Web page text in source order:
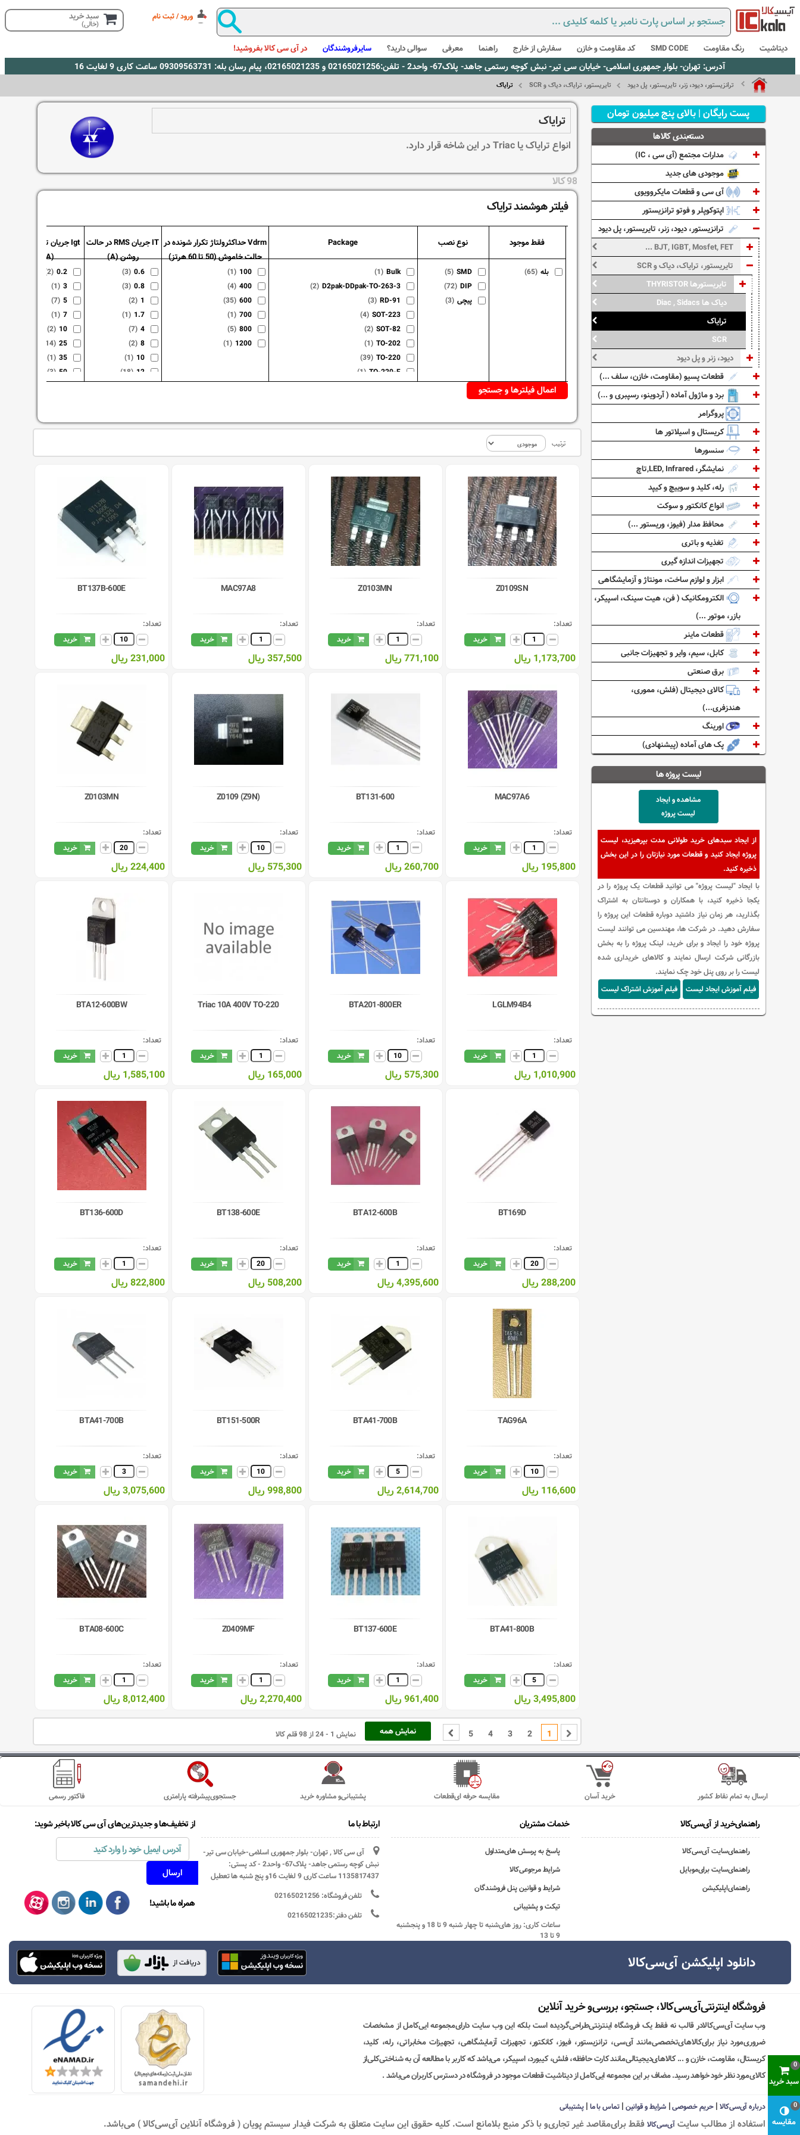
ورود / ثبت نام سبد خرید
(خالی)
دیتاشیت رنگ مقاومت SMD CODE کد مقاومت و خازن سفارش از خارج راهنما معرفی سوالی دارید؟ سایرفروشندگان در آی سی کالا بفروشید!
آدرس: تهران- بلوار جمهوری اسلامی- خیابان سی تیر- نبش کوچه رستمی جاهد- پلاک67- واحد2 - تلفن:02165021256 و 02165021235، پیام رسان بله: 09309563731 ساعت کاری 9 لغایت 16
ترانزیستور، دیود، زنر، تایریستور، پل دیود تایریستور، ترایاک، دیاک و SCR ترایاک
ترایاک
انواع ترایاک یا Triac در این شاخه قرار دارد.
98 کالا
فیلتر هوشمند ترایاک
فقط موجود
بله (65)
نوع نصب
SMD
(5)
DIP
(72)
پیچی (3)
Package
Bulk
(1)
D2pak-DDpak-TO-263-3
(2)
RD-91
(3)
SOT-223
(4)
SOT-82
(2)
TO-202
(1)
TO-220
(39)
TO-220-F
(1)
TO-220F
(1)
TO-3
(1)
TOp-3
(2)
Vdrm حداکثرولتاژ تکرار شونده در
حالت خاموش (50 تا 60 هرتز)
100
(1)
400
(4)
600
(35)
700
(1)
800
(5)
1200
(1)
IT جریان RMS در حالت
روشن (A)
0.6
(3)
0.8
(3)
1
(2)
1.7
(1)
4
(7)
8
(2)
10
(1)
12
(18)
16
(4)
Igt جریان تحریک گیت
(mA)
0.2
(2)
3
(1)
5
(7)
7
(1)
10
(2)
25
(14)
35
(1)
50
(3)
70
(2)
ترتیب
Z0109SN
تعداد:
خرید
1,173,700 ریال
Z0103MN
تعداد:
خرید
771,100 ریال
MAC97A8
تعداد:
خرید
357,500 ریال
BT137B-600E
تعداد:
خرید
231,000 ریال
MAC97A6
تعداد:
خرید
195,800 ریال
BT131-600
تعداد:
خرید
260,700 ریال
Z0109 (Z9N)
تعداد:
خرید
575,300 ریال
Z0103MN
تعداد:
خرید
224,400 ریال
LGLM94B4
تعداد:
خرید
1,010,900 ریال
BTA201-800ER
تعداد:
خرید
575,300 ریال
Triac 10A 400V TO-220
تعداد:
خرید
165,000 ریال
BTA12-600BW
تعداد:
خرید
1,585,100 ریال
BT169D
تعداد:
خرید
288,200 ریال
BTA12-600B
تعداد:
خرید
4,395,600 ریال
BT138-600E
تعداد:
خرید
508,200 ریال
BT136-600D
تعداد:
خرید
822,800 ریال
TAG96A
تعداد:
خرید
116,600 ریال
BTA41-700B
تعداد:
خرید
2,614,700 ریال
BT151-500R
تعداد:
خرید
998,800 ریال
BTA41-700B
تعداد:
خرید
3,075,600 ریال
BTA41-800B
تعداد:
خرید
3,495,800 ریال
BT137-600E
تعداد:
خرید
961,400 ریال
Z0409MF
تعداد:
خرید
2,270,400 ریال
BTA08-600C
تعداد:
خرید
8,012,400 ریال
نمایش همه 1
2
3
4
5 نمایش 1 - 24 از 98 قلم کالا
پست رایگان | بالای پنج میلیون تومان
دسته‌بندی کالاها
مدارات مجتمع (آی سی ، IC)
موجودی های جدید
آی سی و قطعات مایکروویوی
اپتوکوپلر و فوتو ترانزیستور
ترانزیستور، دیود، زنر، تایریستور، پل دیود
BJT, IGBT, Mosfet, FET ...
تایریستور، ترایاک، دیاک و SCR
تایریستورها THYRISTOR
دیاک ها Diac , Sidacs
ترایاک
SCR
دیود، زنر و پل دیود
قطعات پسیو (مقاومت، خازن، سلف ...)
برد و ماژول آماده ( آردوینو، رسپبری و ...)
پروگرامر
کریستال و اسیلاتور ها
سنسورها
نمایشگر، LED, Infrared,تاچ
رله، کلید و سوییچ و کیپد
انواع کانکتور و سوکت
محافظ مدار (فیوز، وریستور ...)
تغذیه و باتری
تجهیزات اندازه گیری
ابزار و لوازم ساخت، مونتاژ و آزمایشگاهی
الکترومکانیک ( فن، هیت سینک، اسپیکر،
بازر، موتور ...)
قطعات ماینر
کابل، سیم، وایر و تجهیزات جانبی
برق صنعتی
کالای دیجیتال (فلش، مموری،
هندزفری...)
اورینگ
پک های آماده (پیشنهادی)
لیست پروژه ها
مشاهده و ایجاد
لیست پروژه
از ایجاد سبدهای خرید طولانی مدت بپرهیزید، لیست
پروژه ایجاد کنید و قطعات مورد نیازتان را در این بخش
ذخیره کنید.
با ایجاد "لیست پروژه" می توانید قطعات یک پروژه را در
یکجا ذخیره کنید، با همکاران و دوستانتان به اشتراک
بگذارید، هر زمان نیاز داشتید دوباره قطعات این پروژه را
سفارش دهید. در شرکت ها، مهندسین می توانند لیست
پروژه خود را ایجاد و برای خرید، لینک پروژه را به بخش
بازرگانی شرکت ارسال نمایند و کالاهای خریداری شده
لیست را بر روی پنل خود چک نمایند.
فیلم آموزش ایجاد لیست
فیلم آموزش اشتراک لیست
فاکتور رسمی جستجوی‌پیشرفته پارامتری پشتیبانی‌و مشاوره خرید مقایسه حرفه ای‌قطعات خرید آسان ارسال به تمام نقاط کشور
راهنمای‌خرید از آی‌سی‌کالا
راهنمای‌سایت آی‌سی‌کالا
راهنمای‌سایت برای‌موبایل
راهنمای‌اپلیکیشن
خدمات مشتریان
پاسخ به پرسش های‌متداول
شرایط مرجوعی‌کالا
شرایط و قوانین پنل فروشندگان
تیکت و پشتیبانی
ساعات کاری: روز های‌شنبه تا چهار شنبه 9 تا 18 و پنجشنبه
9 تا 13
ارتباط با ما
آی سی کالا , تهران- بلوار جمهوری اسلامی-خیابان سی تیر-
نبش کوچه رستمی جاهد- پلاک67- واحد2 - کد پستی:
1135817437 ساعت کاری 9 لغایت 16و پنج شنبه ها تعطیل
تلفن فروشگاه: 02165021256
تلفن دفتر:02165021235
از تخفیف‌ها و جدیدترین‌های آی سی کالا باخبر شوید:
همراه ما باشید!
دانلود اپلیکشن آی‌سی‌کالا
فروشگاه اینترنتی‌آی‌سی‌کالا، جستجو، بررسی‌و خرید آنلاین
وب سایت آی‌سی‌کالادر قالب نه فقط یک فروشگاه اینترنتی‌طراحی‌گردیده است بلکه این وب سایت دارای‌مجموعه ایی‌کامل از مشخصات
ضروری‌مورد نیاز برای‌کالاهای‌تخصصی‌مانند آی‌سی، ترانزیستور، فیوز، کانکتور، تجهیزات آزمایشگاهی، تجهیزات مخابراتی، رله، کلید،
کریستال، مقاومت، خازن و ... کالاهای‌دیجیتالی‌مانند کارت حافظه، فلش، کیبورد، اسپیکر، می‌باشد که کاربر با مطالعه آن به شناختی‌کلی‌از
کالای‌مورد نظر خود خواهد رسید. مضاف بر این مجموعه ایی‌کامل از دیتاشیت قطعات موجود در فروشگاه در دسترس کاربران می‌باشد .
درباره آی‌سی‌کالا| حریم خصوصی| شرایط و قوانین |تماس با ما |پشتیبانی
استفاده از مطالب سايتآی‌سی‌کالافقط برای‌مقاصد غیر تجاری‌و با ذکر منبع بلامانع است. کليه حقوق اين سايت متعلق به شرکت فیدار سیستم پویان ( فروشگاه آنلاین آی‌سی‌کالا ) می‌باشد.
سبد خرید
0
مقایسه
0